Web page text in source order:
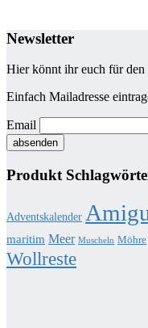
Newsletter
Hier könnt ihr euch für den
Einfach Mailadresse
Email
Produkt
Adventskalender
maritim Meer Muscheln Möhre
Wollreste